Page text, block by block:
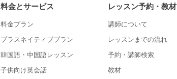
料金とサービス
料金プラン
プラスネイティブプラン
韓国語・中国語レッスン
子供向け英会話
レッスン予約・教材
講師について
レッスンまでの流れ
予約・講師検索
教材